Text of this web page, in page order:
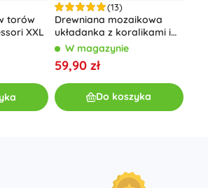
torów
XXL
(13)
Drewniana mozaikowa
układanka z koralikami i
liczbami
W magazynie
59,90 zł
Do koszyka